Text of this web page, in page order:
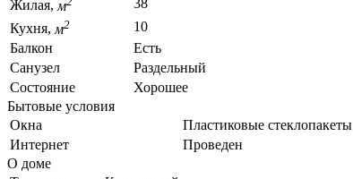
Жилая, м
38
Кухня, м2
10
Балкон
Есть
Санузел
Раздельный
Состояние
Хорошее
Бытовые условия
Окна
Пластиковые стеклопакеты
Интернет
Проведен
О доме